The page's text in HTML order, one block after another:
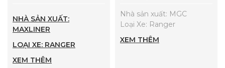
NHÀ SẢN XUẤT:
MAXLINER
LOẠI XE: RANGER
XEM THÊM
Nhà sản xuất: MGC
Loại Xe: Ranger
XEM THÊM